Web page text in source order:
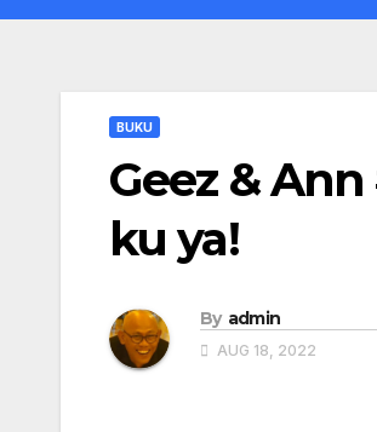
BUKU
Geez &
ku ya!
By admin
AUG 18, 2022